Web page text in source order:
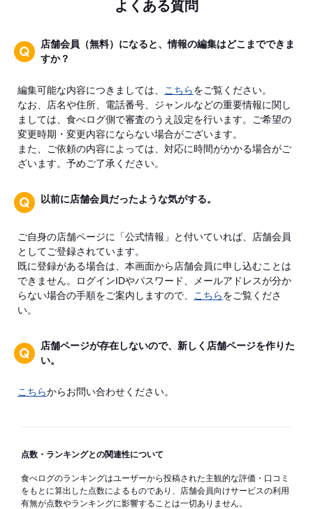
よくある質問
店舗会員（無料）になると、情報の編集はどこまでできま
すか？
編集可能な内容につきましては、 こちらをご覧ください。
なお、店名や住所、電話番号、ジャンルなどの重要情報に関し
ましては、食べログ側で審査のうえ設定を行います。ご希望の
変更時期・変更内容にならない場合がございます。
また、ご依頼の内容によっては、対応に時間がかかる場合がご
ざいます。予めご了承ください。
以前に店舗会員だったような気がする。
ご自身の店舗ページに「公式情報」と付いていれば、店舗会員
としてご登録されています。
既に登録がある場合は、本画面から店舗会員に申し込むことは
できません。ログインIDやパスワード、メールアドレスが分か
らない場合の手順をご案内しますので、
こちらをご覧くださ
い。
店舗ページが存在しないので、新しく店舗ページを作りた
い。
こちらからお問い合わせください。
点数・ランキングとの関連性について
食べログのランキングはユーザーから投稿された主観的な評価・口コミ
をもとに算出した点数によるものであり、店舗会員向けサービスの利用
有無が点数やランキングに影響することは一切ありません。